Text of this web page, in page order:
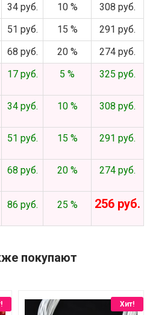
34 руб. 10 %
308 руб.
51 руб. 15 %
291 руб.
68 руб. 20 %
274 руб.
17 руб. 5 % 325 руб.
34 руб. 10 % 308 руб.
51 руб. 15 % 291 руб.
68 руб. 20 % 274 руб.
86 руб. 25 % 256 руб.
покупают
Хит!